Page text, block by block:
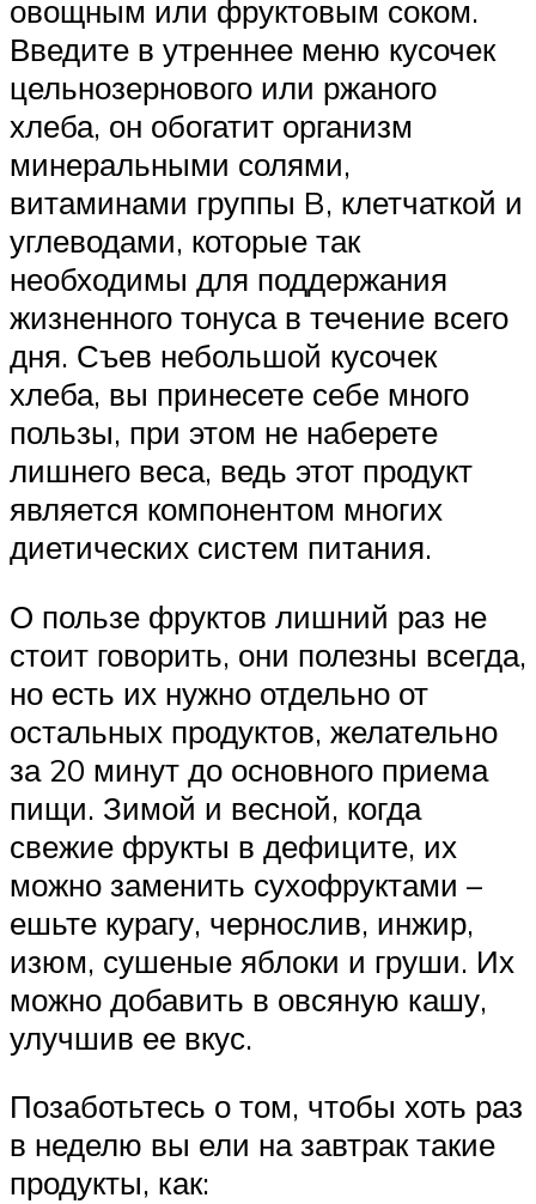
овощным или фруктовым соком.
Введите в утреннее меню кусочек
цельнозернового или ржаного
хлеба, он обогатит организм
минеральными солями,
витаминами группы B, клетчаткой и
углеводами, которые так
необходимы для поддержания
жизненного тонуса в течение всего
дня. Съев небольшой кусочек
хлеба, вы принесете себе много
пользы, при этом не наберете
лишнего веса, ведь этот продукт
является компонентом многих
диетических систем питания.
О пользе фруктов лишний раз не
стоит говорить, они полезны всегда,
но есть их нужно отдельно от
остальных продуктов, желательно
за 20 минут до основного приема
пищи. Зимой и весной, когда
свежие фрукты в дефиците, их
можно заменить сухофруктами –
ешьте курагу, чернослив, инжир,
изюм, сушеные яблоки и груши. Их
можно добавить в овсяную кашу,
улучшив ее вкус.
Позаботьтесь о том, чтобы хоть раз
в неделю вы ели на завтрак такие
продукты, как: